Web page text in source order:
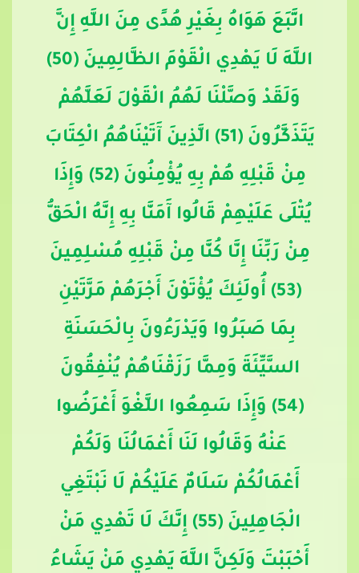
اتَّبَعَ هَوَاهُ بِغَيْرِ هُدًى مِنَ اللَّهِ إِنَّ
اللَّهَ لَا يَهْدِي الْقَوْمَ الظَّالِمِينَ (50)
وَلَقَدْ وَصَّلْنَا لَهُمُ الْقَوْلَ لَعَلَّهُمْ
يَتَذَكَّرُونَ (51) الَّذِينَ آَتَيْنَاهُمُ الْكِتَابَ
مِنْ قَبْلِهِ هُمْ بِهِ يُؤْمِنُونَ (52) وَإِذَا
يُتْلَى عَلَيْهِمْ قَالُوا آَمَنَّا بِهِ إِنَّهُ الْحَقُّ
مِنْ رَبِّنَا إِنَّا كُنَّا مِنْ قَبْلِهِ مُسْلِمِينَ
(53) أُولَئِكَ يُؤْتَوْنَ أَجْرَهُمْ مَرَّتَيْنِ
بِمَا صَبَرُوا وَيَدْرَءُونَ بِالْحَسَنَةِ
السَّيِّئَةَ وَمِمَّا رَزَقْنَاهُمْ يُنْفِقُونَ
(54) وَإِذَا سَمِعُوا اللَّغْوَ أَعْرَضُوا
عَنْهُ وَقَالُوا لَنَا أَعْمَالُنَا وَلَكُمْ
أَعْمَالُكُمْ سَلَامٌ عَلَيْكُمْ لَا نَبْتَغِي
الْجَاهِلِينَ (55) إِنَّكَ لَا تَهْدِي مَنْ
أَحْبَبْتَ وَلَكِنَّ اللَّهَ يَهْدِي مَنْ يَشَاءُ